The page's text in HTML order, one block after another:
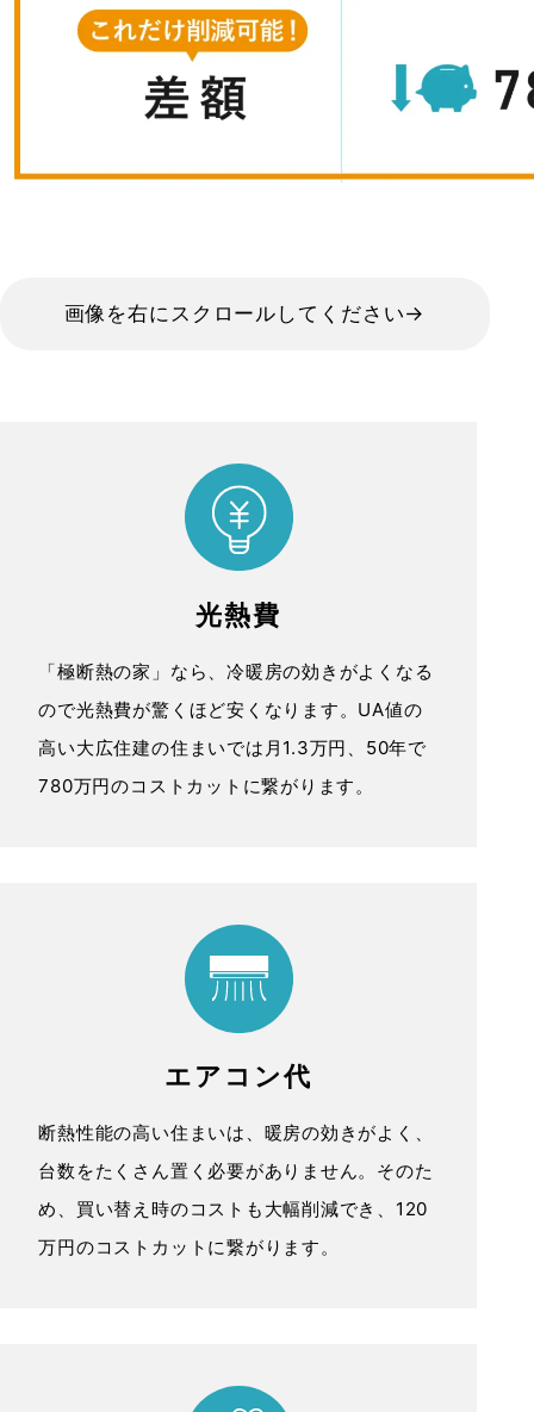
画像を右にスクロールしてください→
光熱費
「極断熱の家」なら、冷暖房の効きがよくなる
ので光熱費が驚くほど安くなります。UA値の
高い大広住建の住まいでは月1.3万円、50年で
780万円のコストカットに繋がります。
エアコン代
断熱性能の高い住まいは、暖房の効きがよく、
台数をたくさん置く必要がありません。そのた
め、買い替え時のコストも大幅削減でき、120
万円のコストカットに繋がります。